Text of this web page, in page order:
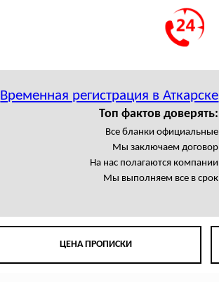
Временная регистрация в Аткарске
Топ фактов доверять:
Все бланки официальные
Мы заключаем договор
На нас полагаются компании
Мы выполняем все в срок
ЦЕНА ПРОПИСКИ